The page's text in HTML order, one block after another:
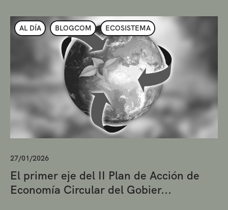
AL DÍA BLOGCOM ECOSISTEMA
27/01/2026
El primer eje del II Plan de Acción de
Economía Circular del Gobier...